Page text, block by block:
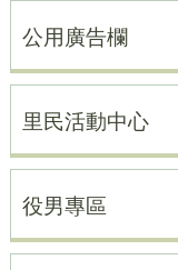
公用廣告欄
里民活動中心
役男專區